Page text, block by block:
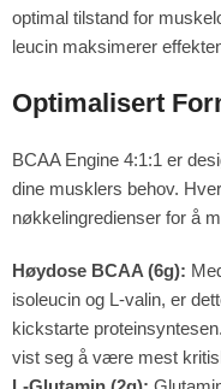
optimal tilstand for
leucin maksimerer
Optimalisert
BCAA Engine 4:1:1 er
dine musklers behov.
nøkkelingredienser for å
Høydose BCAA (6g):
isoleucin og L-valin, er
kickstarte
vist seg å være mest